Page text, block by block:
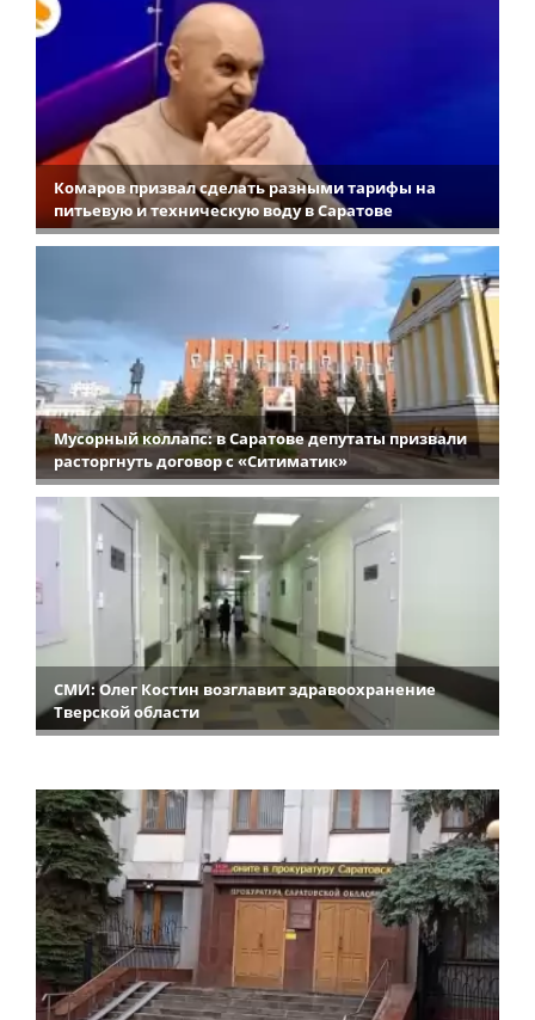
Комаров призвал сделать разными тарифы на
питьевую и техническую воду в Саратове
Мусорный коллапс: в Саратове депутаты призвали
расторгнуть договор с «Ситиматик»
СМИ: Олег Костин возглавит здравоохранение
Тверской области